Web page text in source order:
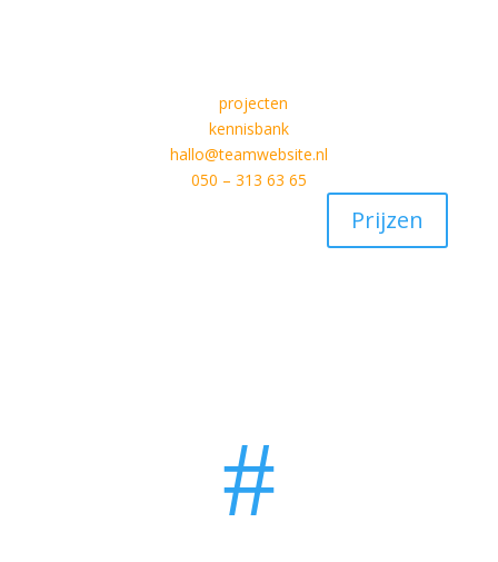
projecten
kennisbank
hallo@teamwebsite.nl
050 – 313 63 65
Prijzen
#